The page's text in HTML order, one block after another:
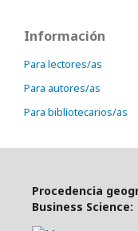
Información
Para lectores/as
Para autores/as
Para bibliotecarios/as
Procedencia
Business Science: